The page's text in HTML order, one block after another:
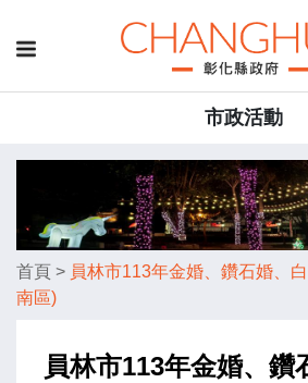
市政活動
首頁 > 員林市113年金婚、鑽石婚、
南區)
員林市113年金婚、鑽